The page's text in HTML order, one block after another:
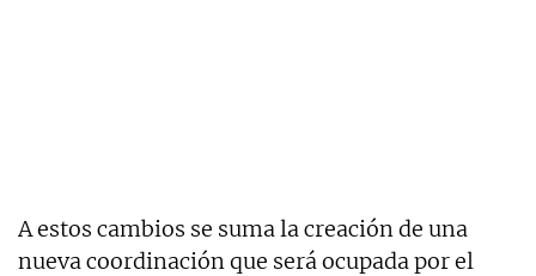
A estos cambios se suma la creación de una
nueva coordinación que será ocupada por el